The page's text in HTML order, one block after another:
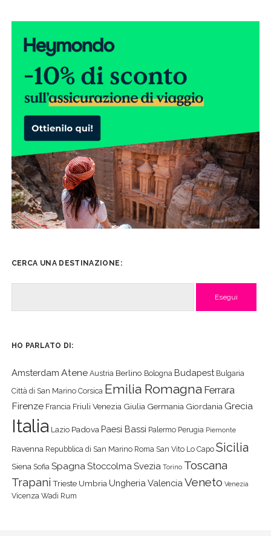
CERCA UNA DESTINAZIONE:
HO PARLATO DI:
Amsterdam Atene Austria Berlino Bologna Budapest Bulgaria
Città di San Marino Corsica Emilia Romagna Ferrara
Firenze Francia Friuli Venezia Giulia Germania Giordania Grecia
Italia Lazio Padova Paesi Bassi Palermo Perugia Piemonte
Ravenna Repubblica di San Marino Roma San Vito Lo Capo Sicilia
Siena Sofia SpagnaStoccolma Svezia Torino Toscana
Trapani Trieste Umbria Ungheria Valencia Veneto Venezia
Vicenza Wadi Rum